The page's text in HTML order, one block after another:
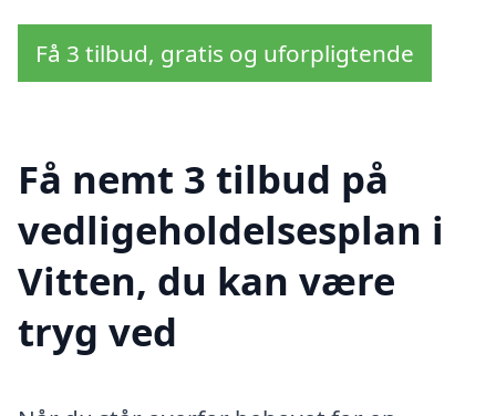
Få 3 tilbud, gratis og uforpligtende
Få nemt 3 tilbud på
vedligeholdelsesplan i
Vitten, du kan være
tryg ved